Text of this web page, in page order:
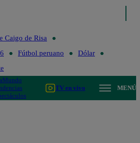
Caigo de Risa
Fútbol peruano
Dólar
Mundo
TV en vivo MENÚ